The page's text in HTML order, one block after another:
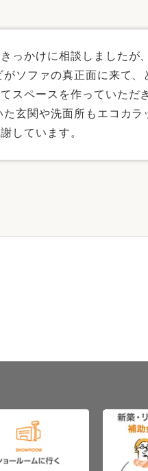
っかけに相談しましたが
ソファの真正面に来て
スペースを作っていただ
玄関や洗面所もエコカ
しています。